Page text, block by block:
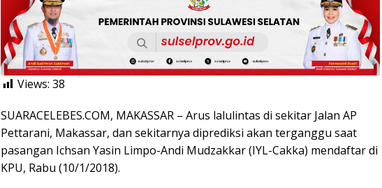
Views: 38
SUARACELEBES.COM, MAKASSAR – Arus lalulintas di sekitar Jalan AP
Pettarani, Makassar, dan sekitarnya diprediksi akan terganggu saat
pasangan Ichsan Yasin Limpo-Andi Mudzakkar (IYL-Cakka) mendaftar di
KPU, Rabu (10/1/2018).